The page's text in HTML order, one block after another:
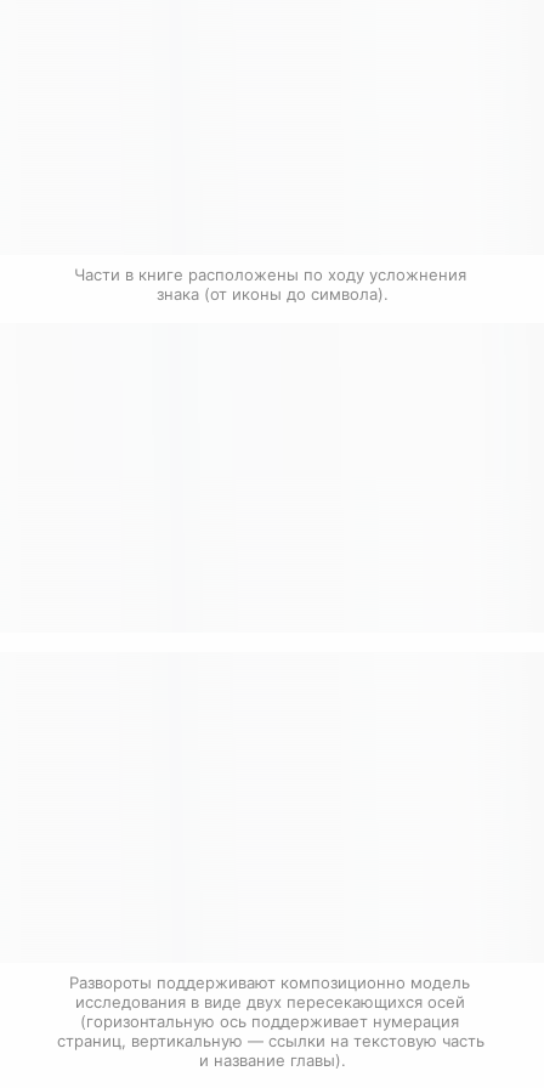
Части в книге расположены по ходу усложнения
знака (от иконы до символа).
Развороты поддерживают композиционно модель
исследования в виде двух пересекающихся осей
(горизонтальную ось поддерживает нумерация
страниц, вертикальную — ссылки на текстовую часть
и название главы).